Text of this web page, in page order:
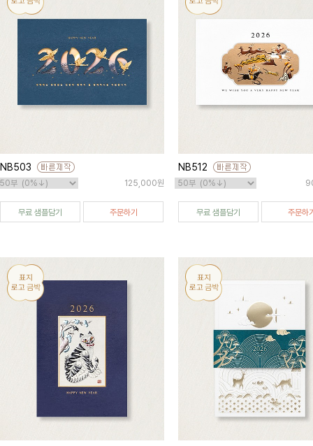
NB503
125,000원
무료 샘플담기 주문하기
NB512
무료 샘플담기 주문하